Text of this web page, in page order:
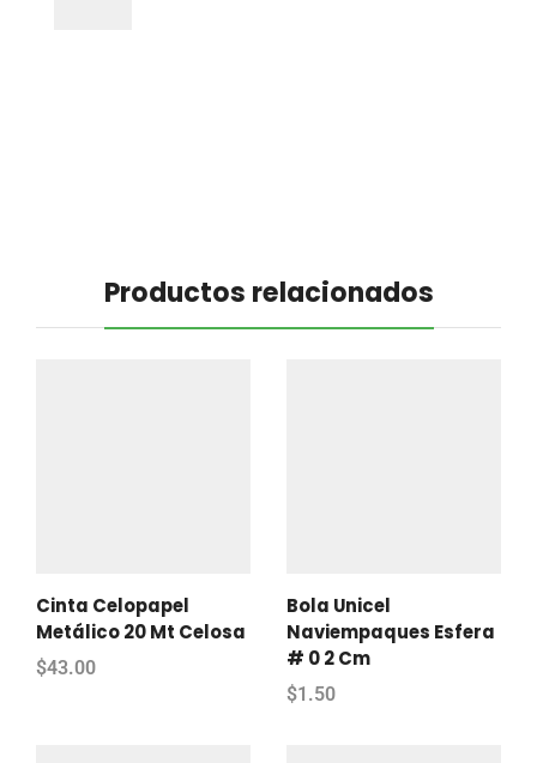
Productos relacionados
Cinta Celopapel
Metálico 20 Mt Celosa
$43.00
Bola Unicel
Naviempaques Esfera
# 0 2 Cm
$1.50